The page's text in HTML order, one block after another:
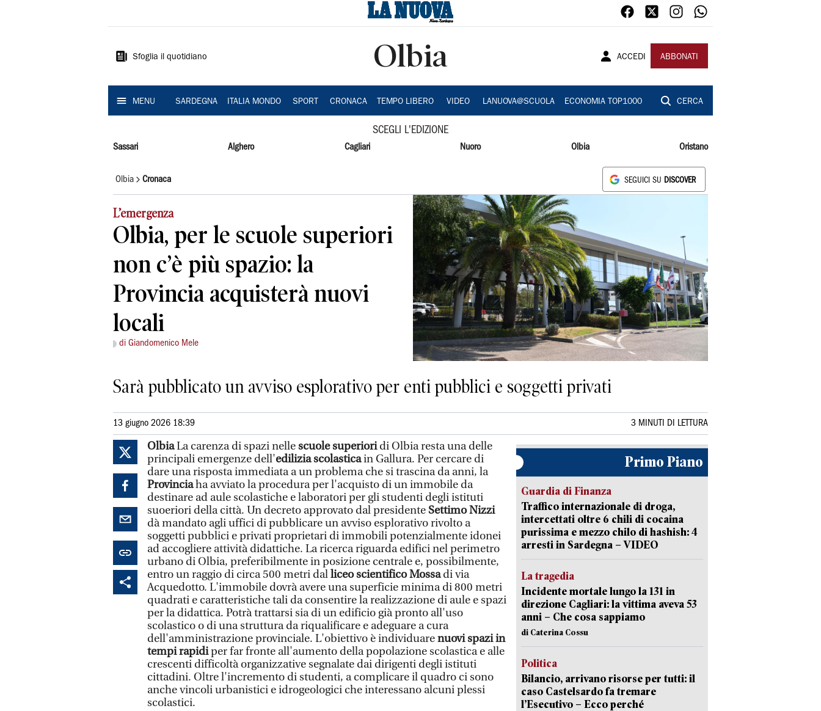
Sardegna
Sfoglia il quotidiano Olbia ACCEDI ABBONATI
MENU SARDEGNA ITALIA MONDO SPORT CRONACA TEMPO LIBERO VIDEO LANUOVA@SCUOLA ECONOMIA TOP1000 CERCA
SCEGLI L'EDIZIONE
Sassari Alghero Cagliari Nuoro Olbia Oristano
Olbia Cronaca SEGUICI SU DISCOVER
L’emergenza
Olbia, per le scuole superiori
non c’è più spazio: la
Provincia acquisterà nuovi
locali
di Giandomenico Mele
Sarà pubblicato un avviso esplorativo per enti pubblici e soggetti privati
13 giugno 2026 18:39 3 MINUTI DI LETTURA
OlbiaLa carenza di spazi nellescuole superioridi Olbia resta una delle
principali emergenze dell'edilizia scolasticain Gallura. Per cercare di
dare una risposta immediata a un problema che si trascina da anni, la
Provinciaha avviato la procedura per l'acquisto di un immobile da
destinare ad aule scolastiche e laboratori per gli studenti degli istituti
suoeriori della città. Un decreto approvato dal presidente Settimo Nizzi
dà mandato agli uffici di pubblicare un avviso esplorativo rivolto a
soggetti pubblici e privati proprietari di immobili potenzialmente idonei
ad accogliere attività didattiche. La ricerca riguarda edifici nel perimetro
urbano di Olbia, preferibilmente in posizione centrale e, possibilmente,
entro un raggio di circa 500 metri dalliceo scientifico Mossadi via
Acquedotto. L'immobile dovrà avere una superficie minima di 800 metri
quadrati e caratteristiche tali da consentire la realizzazione di aule e spazi
per la didattica. Potrà trattarsi sia di un edificio già pronto all'uso
scolastico o di una struttura da riqualificare e adeguare a cura
dell'amministrazione provinciale. L'obiettivo è individuarenuovi spazi in
tempi rapidiper far fronte all'aumento della popolazione scolastica e alle
crescenti difficoltà organizzative segnalate dai dirigenti degli istituti
cittadini. Oltre l'incremento di studenti, a complicare il quadro ci sono
anche vincoli urbanistici e idrogeologici che interessano alcuni plessi
scolastici.
Primo Piano
Guardia di Finanza
Traffico internazionale di droga,
intercettati oltre 6 chili di cocaina
purissima e mezzo chilo di hashish: 4
arresti in Sardegna – VIDEO
La tragedia
Incidente mortale lungo la 131 in
direzione Cagliari: la vittima aveva 53
anni – Che cosa sappiamo
di Caterina Cossu
Politica
Bilancio, arrivano risorse per tutti: il
caso Castelsardo fa tremare
l’Esecutivo – Ecco perché